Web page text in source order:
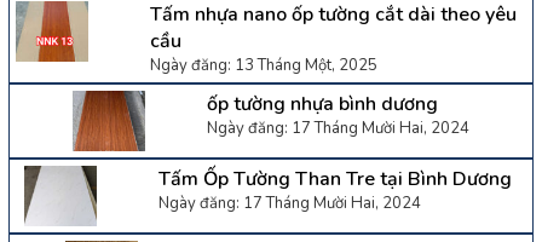
Tấm nhựa nano ốp tường cắt dài theo yêu
cầu
Ngày đăng: 13 Tháng Một, 2025
ốp tường nhựa bình dương
Ngày đăng: 17 Tháng Mười Hai, 2024
Tấm Ốp Tường Than Tre tại Bình Dương
Ngày đăng: 17 Tháng Mười Hai, 2024